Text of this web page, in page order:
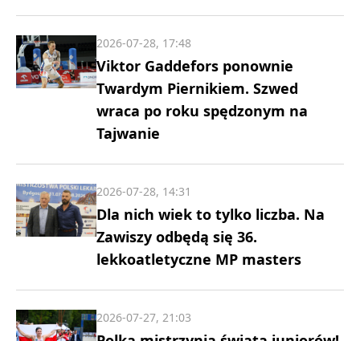
Viktor Gaddefors ponownie
Twardym Piernikiem. Szwed
wraca po roku spędzonym na
Tajwanie
2026-07-28, 17:48
Dla nich wiek to tylko liczba. Na
Zawiszy odbędą się 36.
lekkoatletyczne MP masters
2026-07-28, 14:31
2026-07-27, 21:03